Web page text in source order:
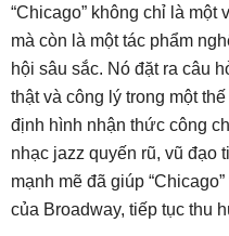
“Chicago” không chỉ là
mà còn là một tác phẩm
hội sâu sắc. Nó đặt ra câu
thật và công lý trong một
định hình nhận thức công
nhạc jazz quyến rũ, vũ đạo
mạnh mẽ đã giúp
của Broadway, tiếp tục thu